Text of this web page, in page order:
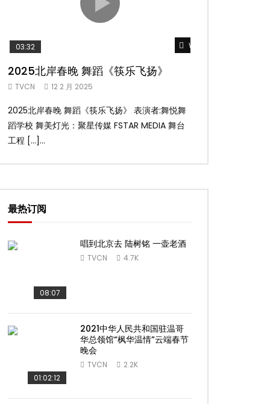
Watch Later
03:32
2025北岸春晚 舞蹈《筷乐飞扬》
TVCN 12 2 月 2025
2025北岸春晚 舞蹈《筷乐飞扬》 表演者:舞悦舞
蹈学校 舞美灯光：聚星传媒 FSTAR MEDIA 舞台
工程 […]...
最热订阅
08:07
唱到北京去 陆树铭 一壶老酒
TVCN 4.7K
01:02:12
2021中华人民共和国驻温哥
华总领馆“枫华温情”云端春节
晚会
TVCN 2.2K